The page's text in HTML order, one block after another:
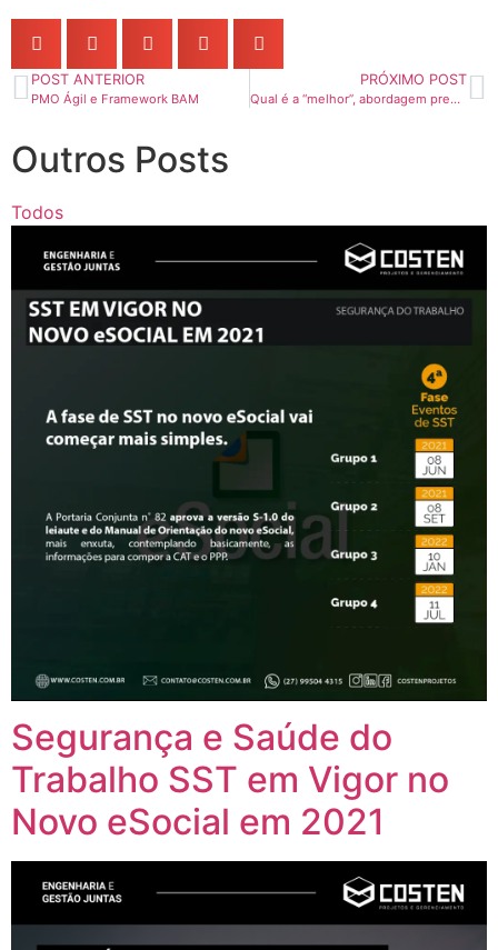
POST ANTERIOR
PMO Ágil e Framework BAM
PRÓXIMO POST
Qual é a “melhor”, abordagem preditiva ou Agile?
Outros Posts
Todos
Segurança e Saúde do
Trabalho SST em Vigor no
Novo eSocial em 2021